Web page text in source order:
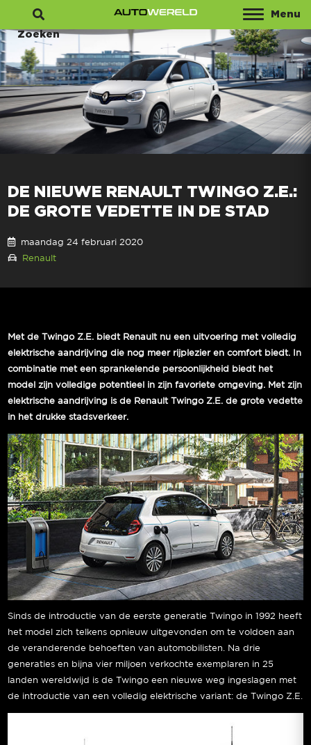
Menu
Zoeken
DE NIEUWE RENAULT TWINGO Z.E.:
DE GROTE VEDETTE IN DE STAD
maandag 24 februari 2020
Renault
Met de Twingo Z.E. biedt Renault nu een uitvoering met volledig
elektrische aandrijving die nog meer rijplezier en comfort biedt. In
combinatie met een sprankelende persoonlijkheid biedt het
model zijn volledige potentieel in zijn favoriete omgeving. Met zijn
elektrische aandrijving is de Renault Twingo Z.E. de grote vedette
in het drukke stadsverkeer.
Sinds de introductie van de eerste generatie Twingo in 1992 heeft
het model zich telkens opnieuw uitgevonden om te voldoen aan
de veranderende behoeften van automobilisten. Na drie
generaties en bijna vier miljoen verkochte exemplaren in 25
landen wereldwijd is de Twingo een nieuwe weg ingeslagen met
de introductie van een volledig elektrische variant: de Twingo Z.E.